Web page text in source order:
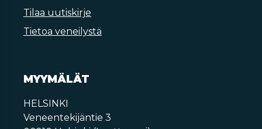
Tilaa uutiskirje
Tietoa veneilystä
MYYMÄLÄT
HELSINKI
Veneentekijäntie 3